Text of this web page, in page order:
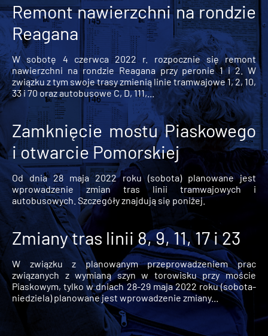
Remont nawierzchni na rondzie
Reagana
W sobotę 4 czerwca 2022 r. rozpocznie się remont
nawierzchni na rondzie Reagana przy peronie 1 i 2. W
związku z tym swoje trasy zmienią linie tramwajowe 1, 2, 10,
33 i 70 oraz autobusowe C, D, 111,...
Zamknięcie mostu Piaskowego
i otwarcie Pomorskiej
Od dnia 28 maja 2022 roku (sobota) planowane jest
wprowadzenie zmian tras linii tramwajowych i
autobusowych. Szczegóły znajdują się poniżej.
Zmiany tras linii 8, 9, 11, 17 i 23
W związku z planowanym przeprowadzeniem prac
związanych z wymianą szyn w torowisku przy moście
Piaskowym, tylko w dniach 28-29 maja 2022 roku (sobota-
niedziela) planowane jest wprowadzenie zmiany...